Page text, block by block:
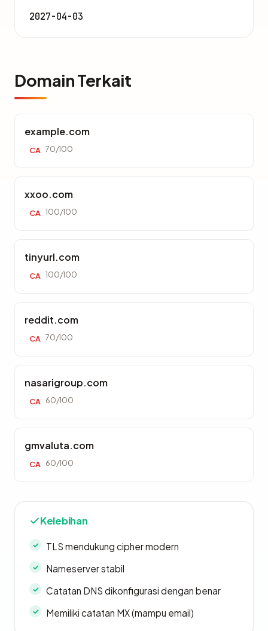
2027-04-03
Domain Terkait
example.com
CA 70/100
xxoo.com
CA 100/100
tinyurl.com
CA 100/100
reddit.com
CA 70/100
nasarigroup.com
CA 60/100
gmvaluta.com
CA 60/100
Kelebihan
TLS mendukung cipher modern
Nameserver stabil
Catatan DNS dikonfigurasi dengan benar
Memiliki catatan MX (mampu email)